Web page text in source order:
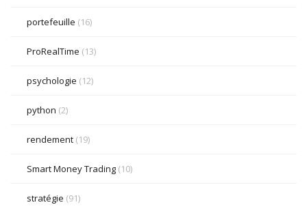
portefeuille (16)
ProRealTime (13)
psychologie (12)
python (2)
rendement (19)
Smart Money Trading (10)
stratégie (91)